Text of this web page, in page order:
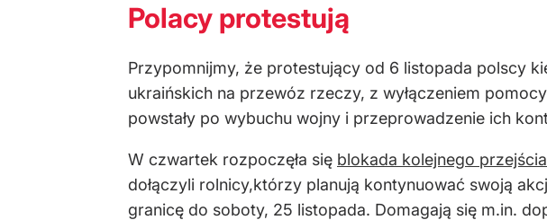
Polacy protestują
Przypomnijmy, że protestujący od 6 listopada polscy
ukraińskich na przewóz rzeczy, z wyłączeniem
powstały po wybuchu wojny i przeprowadzenie ich
W czwartek rozpoczęła się blokada kolejnego
dołączyli rolnicy,którzy planują kontynuować swoją
granicę do soboty, 25 listopada. Domagają się m.in.